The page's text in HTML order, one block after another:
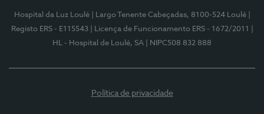
Hospital da Luz Loulé | Largo Tenente Cabeçadas, 8100-524 Loulé
Registo ERS - E115543
| Licença de Funcionamento ERS - 1672/2011
HL - Hospital de Loulé, SA
| NIPC508 832 888
Política de privacidade